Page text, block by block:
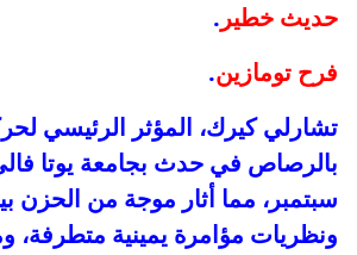
حديث خطير .
فرح تومازين.
سبتمبر، مما أثار موجة من الحزن
ونظريات مؤامرة يمينية